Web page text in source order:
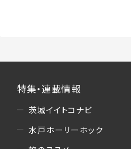
特集・連載情報
茨城イイトコナビ
水戸ホーリーホック